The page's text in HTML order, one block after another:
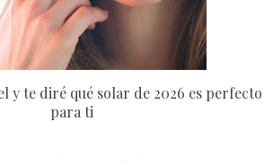
y te diré qué solar de 2026 es perfecto
para ti